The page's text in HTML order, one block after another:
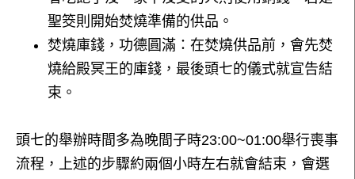
聖筊則開始焚燒準備的供品。
焚燒庫錢，功德圓滿：在焚燒供品前，會先焚
燒給殿冥王的庫錢，最後頭七的儀式就宣告結
束。
頭七的舉辦時間多為晚間子時23:00~01:00舉行喪事
流程，上述的步驟約兩個小時左右就會結束，會選